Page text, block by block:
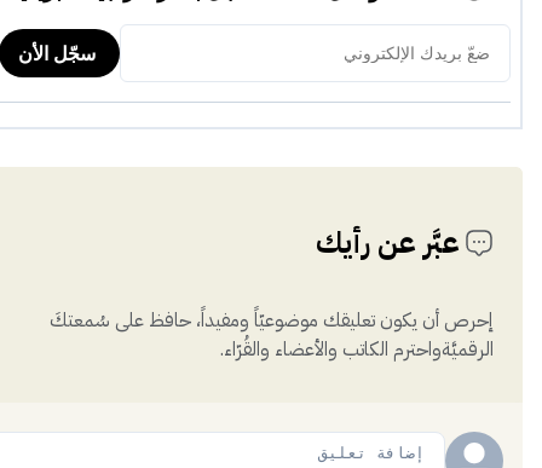
عبَّر عن رأيك
إحرص أن يكون تعليقك موضوعيّاً ومفيداً، حافظ على سُمعتكَ
الرقميَّةواحترم الكاتب والأعضاء والقُرّاء.